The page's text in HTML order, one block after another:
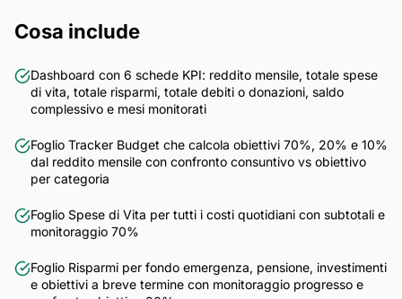
Cosa include
Dashboard con 6 schede KPI: reddito mensile, totale spese
di vita, totale risparmi, totale debiti o donazioni, saldo
complessivo e mesi monitorati
Foglio Tracker Budget che calcola obiettivi 70%, 20% e 10%
dal reddito mensile con confronto consuntivo vs obiettivo
per categoria
Foglio Spese di Vita per tutti i costi quotidiani con subtotali e
monitoraggio 70%
Foglio Risparmi per fondo emergenza, pensione, investimenti
e obiettivi a breve termine con monitoraggio progresso e